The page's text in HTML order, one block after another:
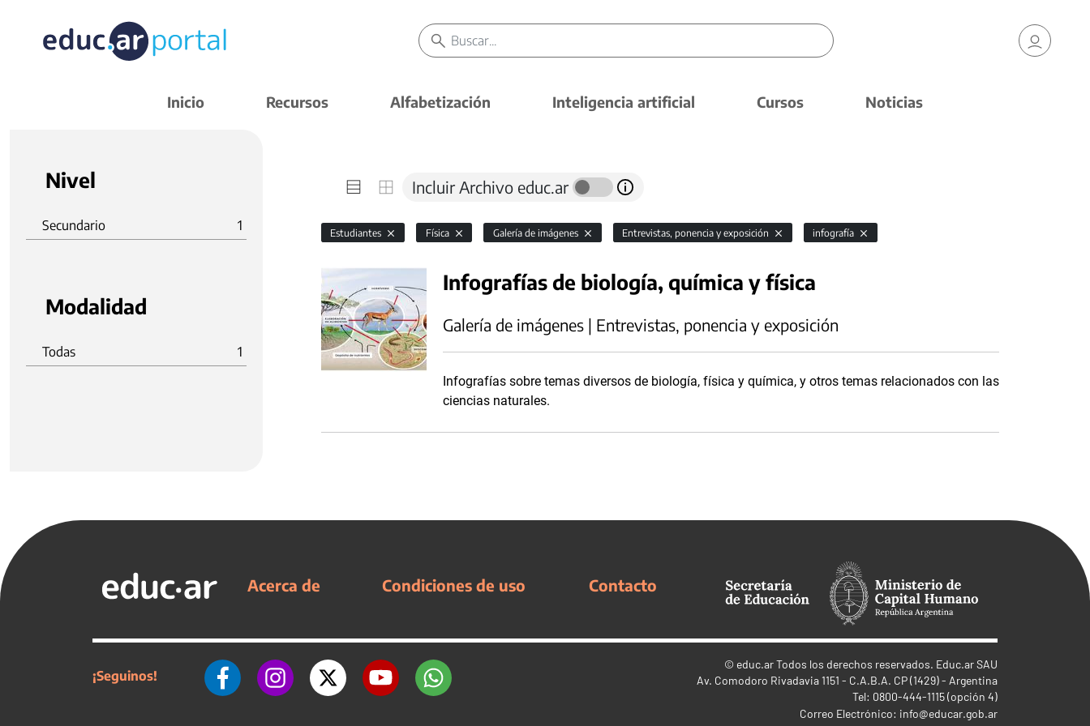
Inicio Recursos Alfabetización Inteligencia artificial Cursos Noticias
Nivel
Secundario 1
Modalidad
Todas 1
Incluir Archivo educ.ar
Estudiantes Física Galería de imágenes Entrevistas, ponencia y exposición infografía
Infografías de biología, química y física
Galería de imágenes | Entrevistas, ponencia y exposición
Infografías sobre temas diversos de biología, física y química, y otros temas relacionados con las
ciencias naturales.
Acerca de Condiciones de uso Contacto
¡Seguinos!
© educ.arTodos los derechos reservados. Educ.ar SAU
Av. Comodoro Rivadavia 1151 - C.A.B.A. CP (1429) - Argentina
Tel: 0800-444-1115 (opción 4)
Correo Electrónico: info@educar.gob.ar